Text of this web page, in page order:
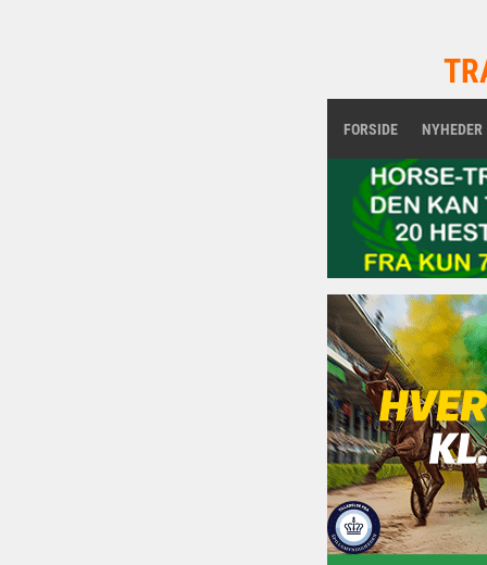
FORSIDE NYHEDER